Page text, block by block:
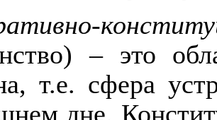
– это
т.е. сфера
дне.